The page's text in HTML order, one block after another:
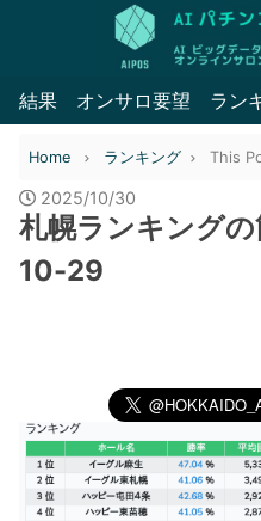
結果 オンサロ要望 ラン
Home ランキング This
2025/10/30
札幌ランキング
10-29